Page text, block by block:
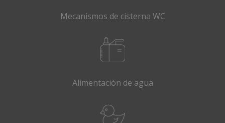
Mecanismos de cisterna WC
Alimentación de agua